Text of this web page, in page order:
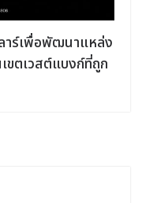
าร์เพื่อพัฒนาแหล่ง
ขตเวสต์แบงก์ที่ถูก